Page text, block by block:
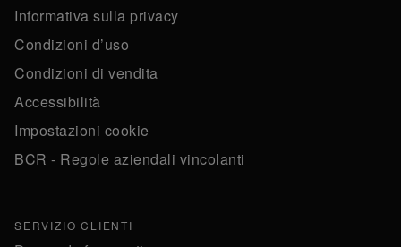
Informativa sulla privacy
Condizioni d’uso
Condizioni di vendita
Accessibilità
Impostazioni cookie
BCR - Regole aziendali vincolanti
SERVIZIO CLIENTI